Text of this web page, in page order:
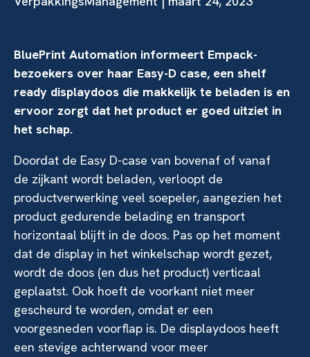
BluePrint Automation informeert Empack-
bezoekers over haar Easy-D case, een shelf
ready displaydoos die makkelijk te beladen is en
ervoor zorgt dat het product er goed uitziet in
het schap.
Doordat de Easy D-case van bovenaf of vanaf
de zijkant wordt beladen, verloopt de
productverwerking veel soepeler, aangezien het
product gedurende belading en transport
horizontaal blijft in de doos. Pas op het moment
dat de display in het winkelschap wordt gezet,
wordt de doos (en dus het product) verticaal
geplaatst. Ook hoeft de voorkant niet meer
gescheurd te worden, omdat er een
voorgesneden voorflap is. De displaydoos heeft
een stevige achterwand voor meer